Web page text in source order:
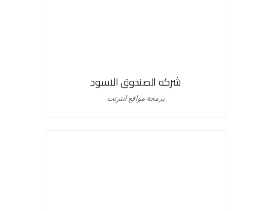
شركه الصندوق الاسود
برمجة مواقع انترنت